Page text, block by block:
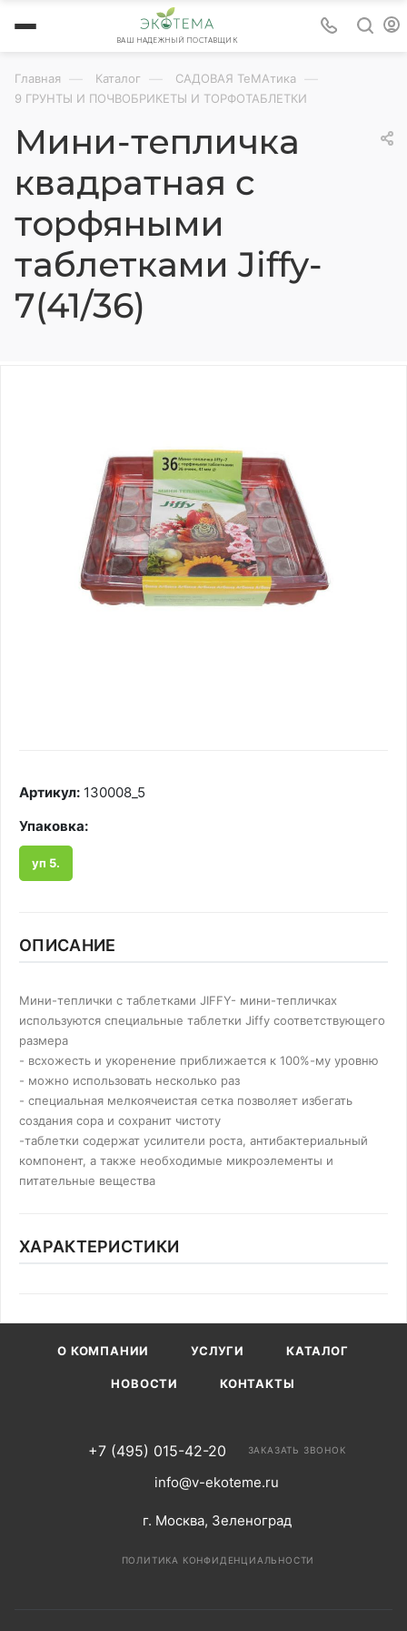
ВАШ НАДЕЖНЫЙ ПОСТАВЩИК
Главная — Каталог — САДОВАЯ ТеМАтика —
9 ГРУНТЫ И ПОЧВОБРИКЕТЫ И ТОРФОТАБЛЕТКИ
Мини-тепличка
квадратная c
торфяными
таблетками Jiffy-
7(41/36)
Артикул: 130008_5
Упаковка:
уп 5.
ОПИСАНИЕ
Мини-теплички с таблетками JIFFY- мини-тепличках
используются специальные таблетки Jiffy соответствующего
размера
- всхожесть и укоренение приближается к 100%-му уровню
- можно использовать несколько раз
- специальная мелкоячеистая сетка позволяет избегать
создания сора и сохранит чистоту
-таблетки содержат усилители роста, антибактериальный
компонент, а также необходимые микроэлементы и
питательные вещества
ХАРАКТЕРИСТИКИ
О КОМПАНИИ УСЛУГИ КАТАЛОГ
НОВОСТИ КОНТАКТЫ
+7 (495) 015-42-20 ЗАКАЗАТЬ ЗВОНОК
info@v-ekoteme.ru
г. Москва, Зеленоград
ПОЛИТИКА КОНФИДЕНЦИАЛЬНОСТИ